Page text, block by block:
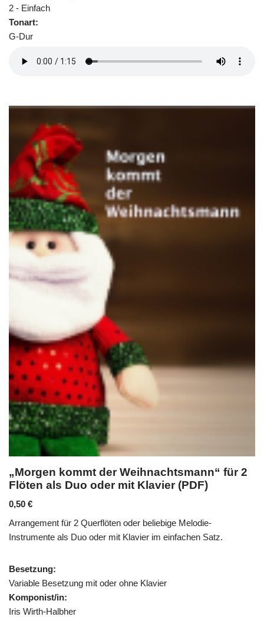
2 - Einfach
Tonart:
G-Dur
„Morgen kommt der Weihnachtsmann“ für 2
Flöten als Duo oder mit Klavier (PDF)
0,50 €
Arrangement für 2 Querflöten oder beliebige Melodie-
Instrumente als Duo oder mit Klavier im einfachen Satz.
Besetzung:
Variable Besetzung mit oder ohne Klavier
Komponist/in:
Iris Wirth-Halbher